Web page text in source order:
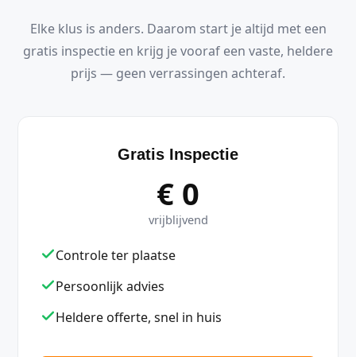
Elke klus is anders. Daarom start je altijd met een
gratis inspectie en krijg je vooraf een vaste, heldere
prijs — geen verrassingen achteraf.
Gratis Inspectie
€ 0
vrijblijvend
Controle ter plaatse
Persoonlijk advies
Heldere offerte, snel in huis